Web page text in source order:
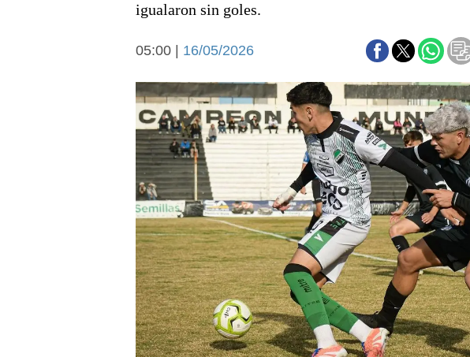
Arte y cultura
Aplausos
Economía y campo
Economía y finanzas
Con el campo
Espacio empresas
Sociedad y tiempo libre
Sociedad
Tecnología
Turismo
Salud
Es viral
El tiempo
Fúnebres
Clasificados
Horóscopo
igualaron sin goles.
05:00 | 16/05/2026